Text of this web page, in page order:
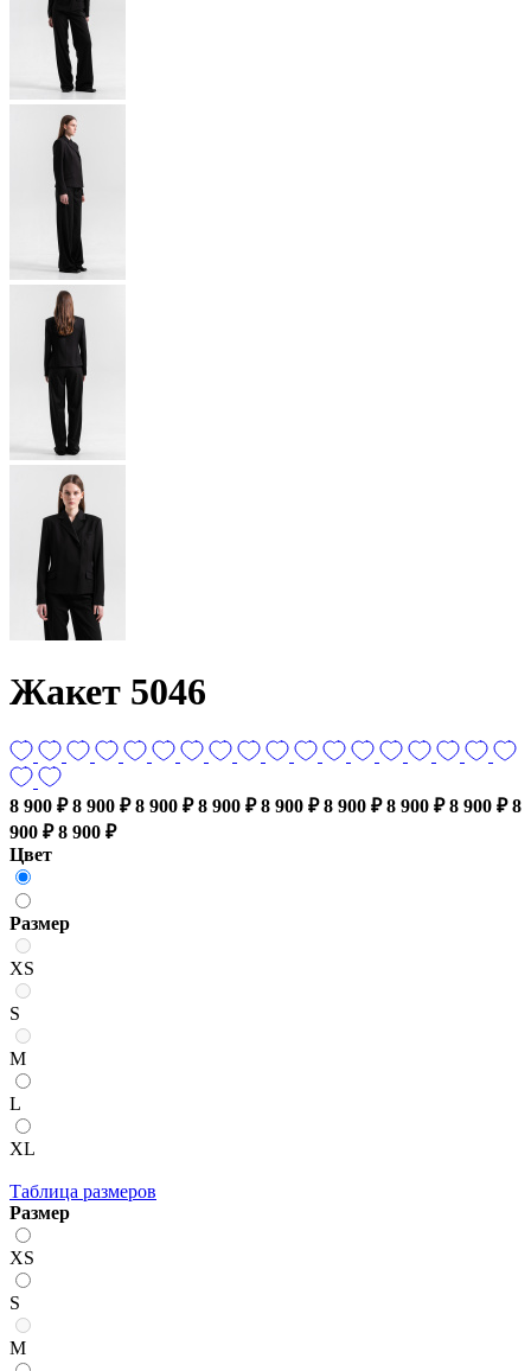
Жакет 5046
8 900 ₽ 8 900 ₽ 8 900 ₽ 8 900 ₽ 8 900 ₽ 8 900 ₽ 8 900 ₽ 8 900 ₽ 8
900 ₽ 8 900 ₽
Цвет
Размер
XS
S
M
L
XL
Таблица размеров
Размер
XS
S
M